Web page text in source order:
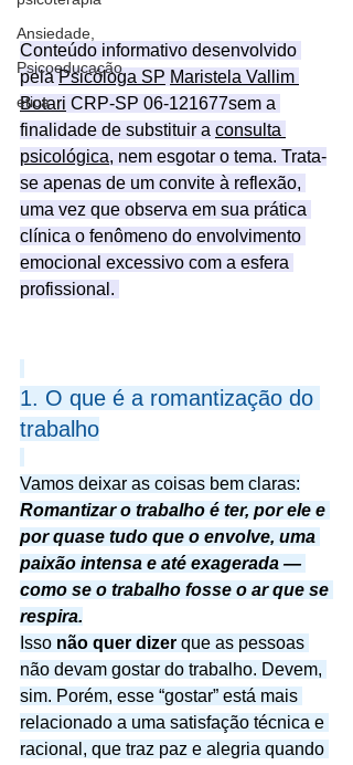
Ansiedade,
Psicoeducação
etica
Conteúdo informativo desenvolvido
pela Psicóloga SP Maristela Vallim
Botari CRP-SP 06-121677sem a
finalidade de substituir a consulta
psicológica, nem esgotar o tema. Trata-
se apenas de um convite à reflexão,
uma vez que observa em sua prática
clínica o fenômeno do envolvimento
emocional excessivo com a esfera
profissional.
1. O que é a romantização do
trabalho
Vamos deixar as coisas bem claras:
Romantizar o trabalho é ter, por ele e
por quase tudo que o envolve, uma
paixão intensa e até exagerada —
como se o trabalho fosse o ar que se
respira.
Isso não quer dizer que as pessoas
não devam gostar do trabalho. Devem,
sim. Porém, esse “gostar” está mais
relacionado a uma satisfação técnica e
racional, que traz paz e alegria quando